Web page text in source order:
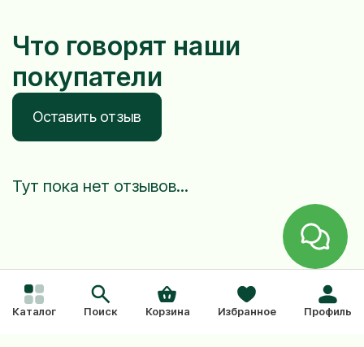
Каталог Поиск Корзина Избранное Профиль
Что говорят наши
покупатели
Оставить отзыв
Тут пока нет отзывов...
Из этой же
коллекции